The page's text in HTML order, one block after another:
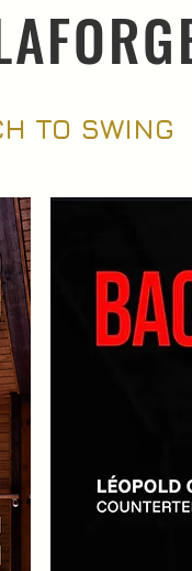
TO SWING